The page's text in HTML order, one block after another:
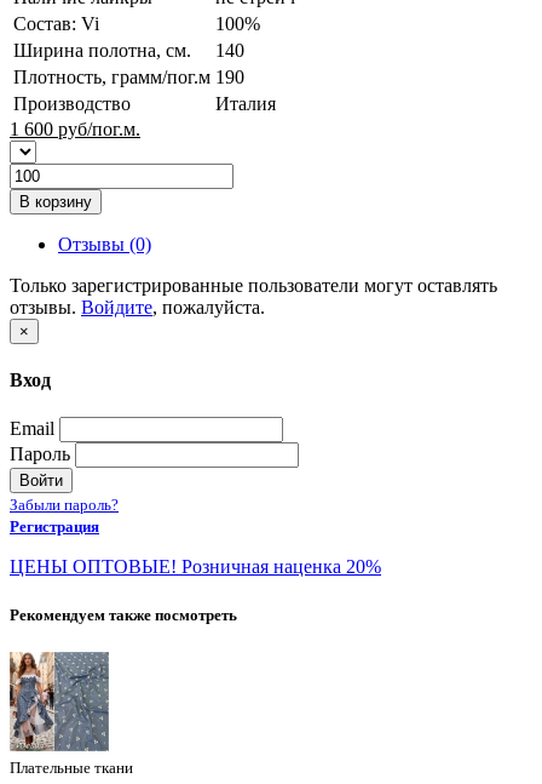
Состав: Vi
100%
Ширина полотна, см.
140
Плотность, грамм/пог.м 190
Производство
Италия
1 600 руб/пог.м.
В корзину
Отзывы (0)
Только зарегистрированные пользователи могут оставлять
отзывы. Войдите, пожалуйста.
×
Вход
Email
Пароль
Войти
Забыли пароль?
Регистрация
ЦЕНЫ ОПТОВЫЕ! Розничная наценка 20%
Рекомендуем также посмотреть
Плательные ткани